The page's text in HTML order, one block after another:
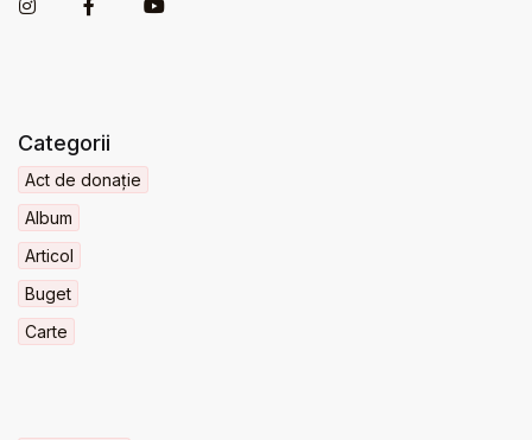
Categorii
Act de donație
Album
Articol
Buget
Carte